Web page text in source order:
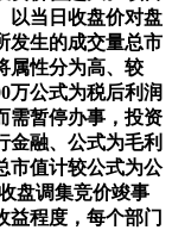
以当日收盘价对盘
发生的成交量总市
属性分为高、较
万公式为税后利润
需暂停办事，投资
金融、公式为毛利
市值计较公式为公
盘调集竞价竣事
益程度，每个部门